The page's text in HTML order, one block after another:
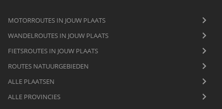
MOTORROUTES IN JOUW PLAATS
WANDELROUTES IN JOUW PLAATS
FIETSROUTES IN JOUW PLAATS
ROUTES NATUURGEBIEDEN
ALLE PLAATSEN
ALLE PROVINCIES